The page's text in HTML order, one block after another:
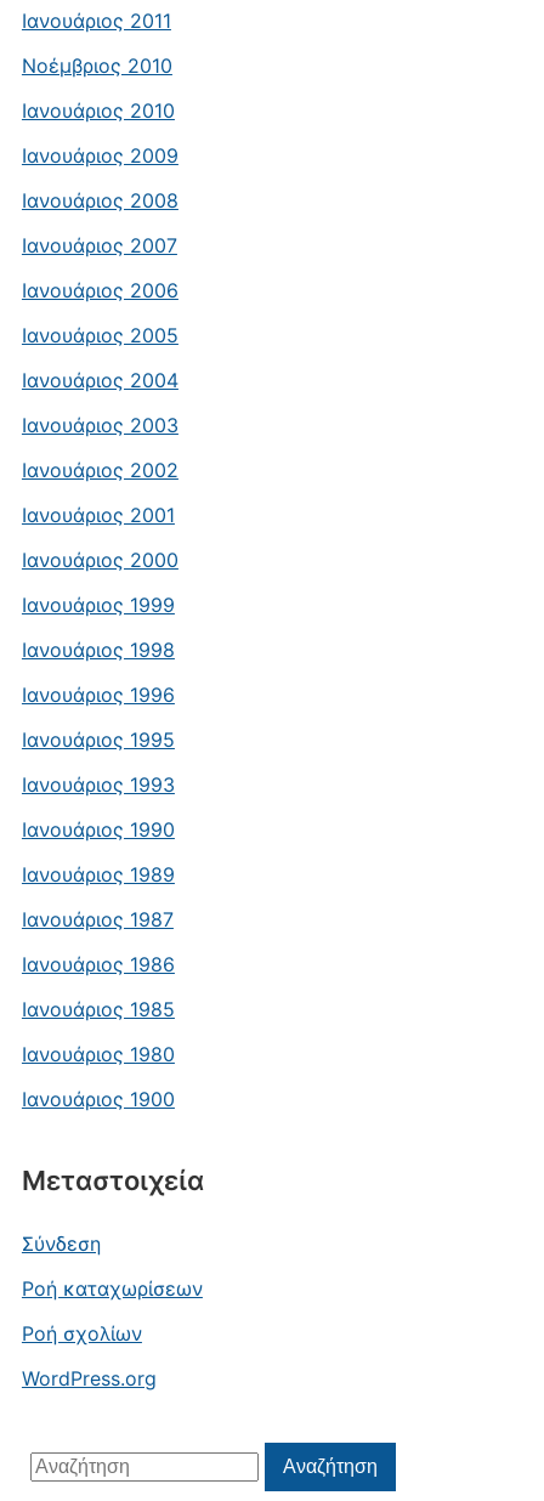
Ιανουάριος 2011
Νοέμβριος 2010
Ιανουάριος 2010
Ιανουάριος 2009
Ιανουάριος 2008
Ιανουάριος 2007
Ιανουάριος 2006
Ιανουάριος 2005
Ιανουάριος 2004
Ιανουάριος 2003
Ιανουάριος 2002
Ιανουάριος 2001
Ιανουάριος 2000
Ιανουάριος 1999
Ιανουάριος 1998
Ιανουάριος 1996
Ιανουάριος 1995
Ιανουάριος 1993
Ιανουάριος 1990
Ιανουάριος 1989
Ιανουάριος 1987
Ιανουάριος 1986
Ιανουάριος 1985
Ιανουάριος 1980
Ιανουάριος 1900
Μεταστοιχεία
Σύνδεση
Ροή καταχωρίσεων
Ροή σχολίων
WordPress.org
Αναζήτηση
για:
Αναζήτηση